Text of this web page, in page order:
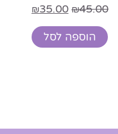
₪45.00
₪35.00
הוספה לסל